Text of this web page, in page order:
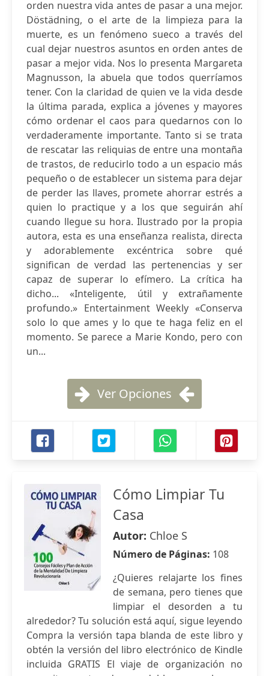
orden nuestra vida antes de pasar a una mejor.
Döstädning, o el arte de la limpieza para la
muerte, es un fenómeno sueco a través del
cual dejar nuestros asuntos en orden antes de
pasar a mejor vida. Nos lo presenta Margareta
Magnusson, la abuela que todos querríamos
tener. Con la claridad de quien ve la vida desde
la última parada, explica a jóvenes y mayores
cómo ordenar el caos para quedarnos con lo
verdaderamente importante. Tanto si se trata
de rescatar las reliquias de entre una montaña
de trastos, de reducirlo todo a un espacio más
pequeño o de establecer un sistema para dejar
de perder las llaves, promete ahorrar estrés a
quien lo practique y a los que seguirán ahí
cuando llegue su hora. Ilustrado por la propia
autora, esta es una enseñanza realista, directa
y adorablemente excéntrica sobre qué
significan de verdad las pertenencias y ser
capaz de superar lo efímero. La crítica ha
dicho... «Inteligente, útil y extrañamente
profundo.» Entertainment Weekly «Conserva
solo lo que ames y lo que te haga feliz en el
momento. Se parece a Marie Kondo, pero con
un...
Ver Opciones
Cómo Limpiar Tu
Casa
Autor: Chloe S
Número de Páginas: 108
¿Quieres relajarte los fines
de semana, pero tienes que
limpiar el desorden a tu
alrededor? Tu solución está aquí, sigue leyendo
Compra la versión tapa blanda de este libro y
obtén la versión del libro electrónico de Kindle
incluida GRATIS El viaje de organización no